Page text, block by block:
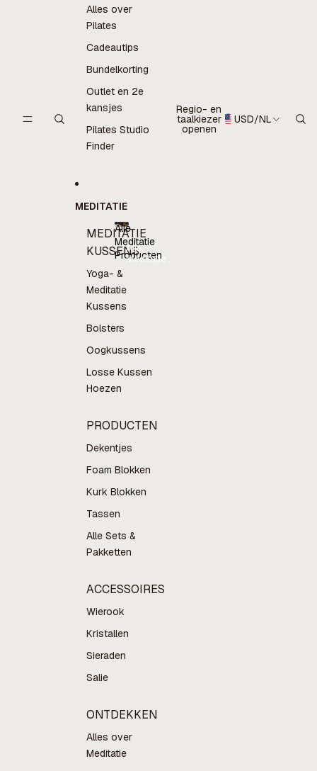
Alles over
Pilates
Cadeautips
Bundelkorting
Outlet en 2e
kansjes
Pilates Studio
Finder
MEDITATIE
MEDITATIE
KUSSENS
Yoga- &
Meditatie
Kussens
Bolsters
Oogkussens
Losse Kussen
Hoezen
PRODUCTEN
Dekentjes
Foam Blokken
Kurk Blokken
Tassen
Alle Sets &
Pakketten
ACCESSOIRES
Wierook
Kristallen
Sieraden
Salie
ONTDEKKEN
Alles over
Meditatie
Alle
Meditatie
Producten
Alle
Meditatie
Regio- en
taalkiezer
openen
USD/NL